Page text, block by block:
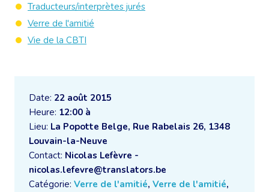
Date: 22 août 2015
Heure: 12:00 à
Lieu: La Popotte Belge, Rue Rabelais 26, 1348
Louvain-la-Neuve
Contact: Nicolas Lefèvre -
nicolas.lefevre@translators.be
Catégorie: Verre de l'amitié, Verre de l'amitié,
Traducteurs/interprètes jurés
Verre de l'amitié
Vie de la CBTI